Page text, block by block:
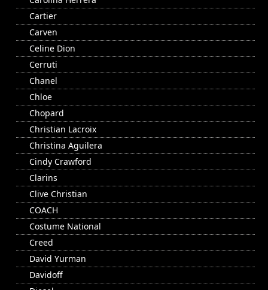
Cartier
Carven
Celine Dion
Cerruti
Chanel
Chloe
Chopard
Christian Lacroix
Christina Aguilera
Cindy Crawford
Clarins
Clive Christian
COACH
Costume National
Creed
David Yurman
Davidoff